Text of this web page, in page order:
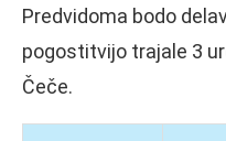
Predvidoma bodo
pogostitvijo trajale 3
Čeče.